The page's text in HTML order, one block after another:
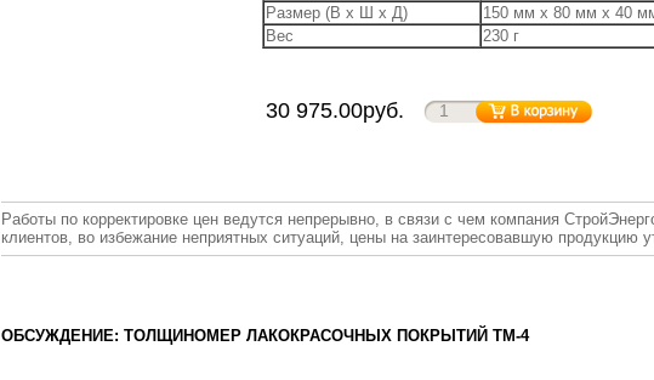
Размер (В x Ш x Д)
150 мм x 80 мм x 40
Вес
230 г
30 975.00руб.
Работы по корректировке цен ведутся непрерывно, в связи с чем компания
клиентов, во избежание неприятных ситуаций, цены на заинтересовавшую продукцию
ОБСУЖДЕНИЕ: ТОЛЩИНОМЕР ЛАКОКРАСОЧНЫХ ПОКРЫТИЙ ТМ-4